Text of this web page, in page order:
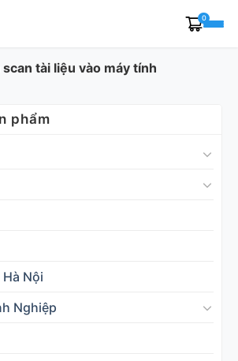
0
scan tài liệu vào máy tính
phẩm
Nội
Nghiệp